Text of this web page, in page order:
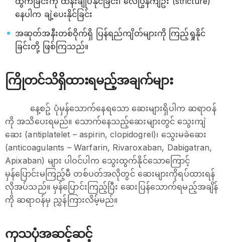
နေပါက ချဲ့ပေးနိုင်ခြင်း
အဆုတ်အနီးတစ်ဝိုက်ရှိ ပြန်ရည်ကျိတ်များကို ကြည့်ရှုနိုင်
ခြင်းတို့ ဖြစ်ကြသည်။
ကြိုတင်သိရှိထားရမည့်အချက်များ
နေ့စဥ် ပုံမှန်သောက်နေရသော ဆေးများရှိပါက ဆရာဝန်
ကို အသိပေးရမည်။ သောက်နေသည့်ဆေးများတွင် သွေးကျဲ
ဆေး (antiplatelet – aspirin, clopidogrel)၊ သွေးမခဲဆေး
(anticoagulants – Warfarin, Rivaroxaban, Dabigatran,
Apixaban) များ ပါဝင်ပါက သွေးထွက်နိုင်သောကြောင့်
မှန်ပြောင်းမကြည့်မီ တစ်ပတ်အလိုတွင် ဆေးများကိုရပ်ထားရန်
လိုအပ်သည်။ မှန်ပြောင်းကြည့်ပြီး ဆေးပြန်သောက်ရမည့်အချိန်
ကို ဆရာဝန်မှ ညွှန်ကြားလိမ့်မည်။
ကုသပုံအဆင့်ဆင့်